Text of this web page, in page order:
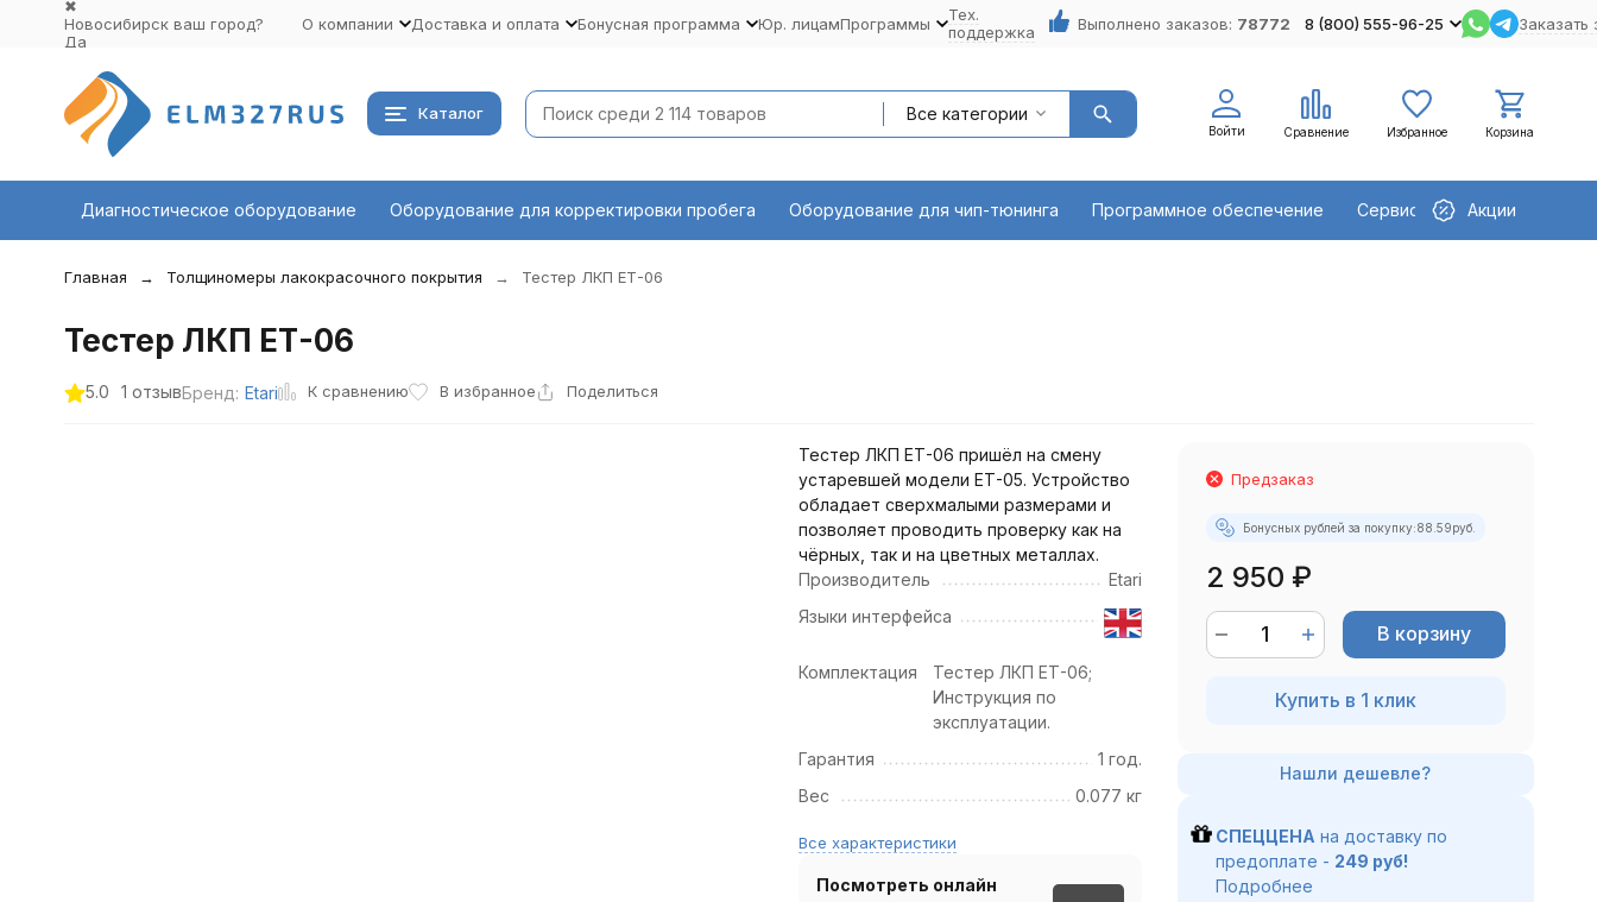
✖
Новосибирск ваш город?
Да
О компании Доставка и оплата Бонусная программа Юр. лицамПрограммы
Тех.
поддержка
Выполнено заказов: 78772 8 (800) 555-96-25 Заказать
Каталог Все категории
Войти Сравнение Избранное Корзина
Диагностическое оборудование Оборудование для корректировки пробега Оборудование для чип-тюнинга Программное обеспечение Сервисное оборудование
Акции
Главная Толщиномеры лакокрасочного покрытия Тестер ЛКП ЕТ-06
Тестер ЛКП ЕТ-06
5.0 1 отзывБренд: Etari К сравнению В избранное Поделиться
Тестер ЛКП ЕТ-06 пришёл на смену
устаревшей модели ЕТ-05. Устройство
обладает сверхмалыми размерами и
позволяет проводить проверку как на
чёрных, так и на цветных металлах.
Производитель
Etari
Языки интерфейса
Комплектация
Тестер ЛКП ЕТ-06;
Инструкция по
эксплуатации.
Гарантия
1 год.
Вес
0.077 кг
Все характеристики
Посмотреть онлайн
Предзаказ
Бонусных рублей за покупку:88.59руб.
2 950 ₽
В корзину
Купить в 1 клик
СПЕЦЦЕНА на доставку по
предоплате - 249 руб!
Подробнее